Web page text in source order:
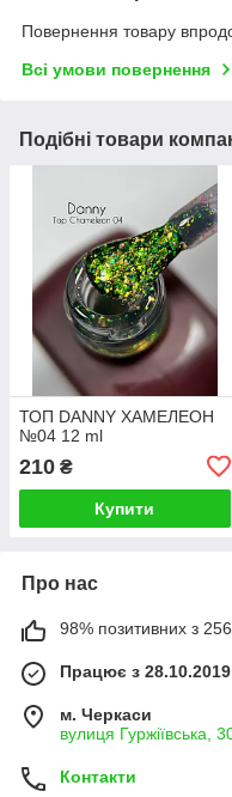
Повернення товару
Всі умови повернення
Подібні товари
ТОП DANNY ХАМЕЛЕОН
№04 12 ml
210 ₴
Купити
Про нас
98% позитивних з 256
Працює з 28.10.2019
м. Черкаси
вулиця Гуржіївська,
Контакти